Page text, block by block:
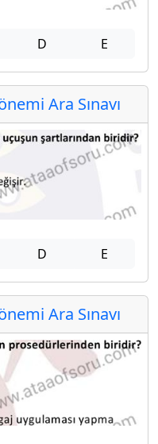
D E
Ara Sınavı
D E
Ara Sınavı